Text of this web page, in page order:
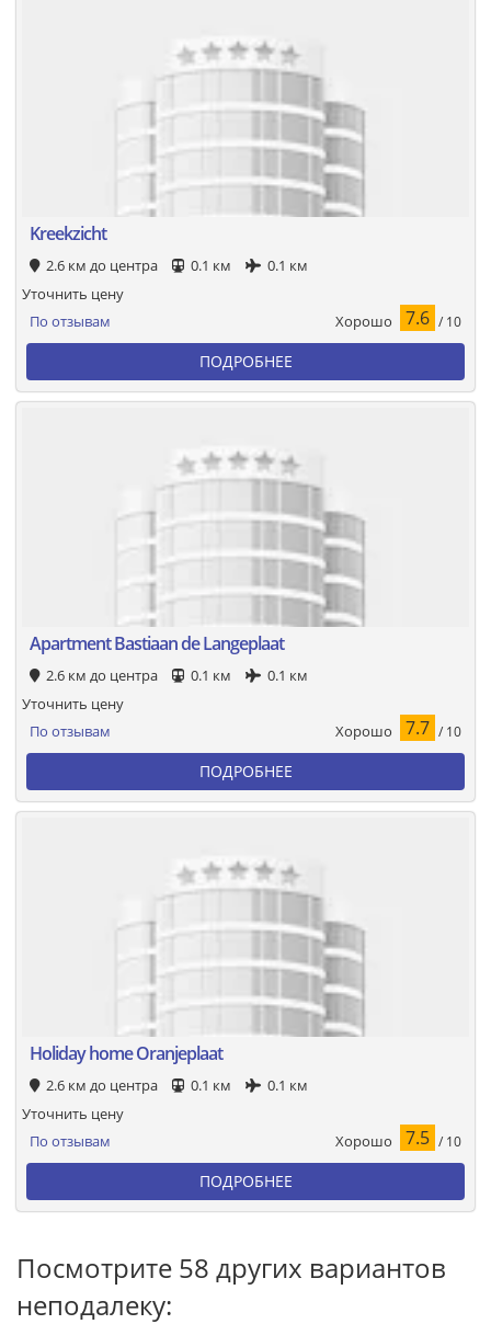
Kreekzicht
2.6 км до центра 0.1 км 0.1 км
По отзывам Хорошо 7.6 / 10
Уточнить цену
ПОДРОБНЕЕ
Apartment Bastiaan de Langeplaat
2.6 км до центра 0.1 км 0.1 км
По отзывам Хорошо 7.7 / 10
Уточнить цену
ПОДРОБНЕЕ
Holiday home Oranjeplaat
2.6 км до центра 0.1 км 0.1 км
По отзывам Хорошо 7.5 / 10
Уточнить цену
ПОДРОБНЕЕ
Посмотрите 58 других вариантов
неподалеку: